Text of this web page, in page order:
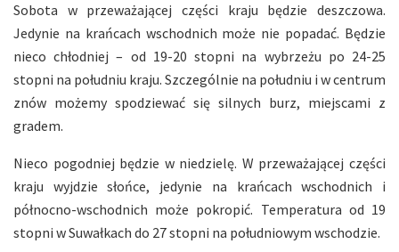
Sobota w przeważającej części kraju będzie deszczowa.
Jedynie na krańcach wschodnich może nie popadać. Będzie
nieco chłodniej – od 19-20 stopni na wybrzeżu po 24-25
stopni na południu kraju. Szczególnie na południu i w centrum
znów możemy spodziewać się silnych burz, miejscami z
gradem.
Nieco pogodniej będzie w niedzielę. W przeważającej części
kraju wyjdzie słońce, jedynie na krańcach wschodnich i
północno-wschodnich może pokropić. Temperatura od 19
stopni w Suwałkach do 27 stopni na południowym wschodzie.